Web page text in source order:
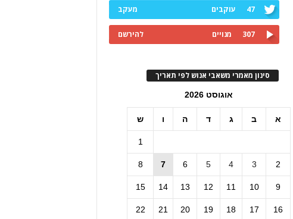
47 עוקבים מעקב
307 מנויים להירשם
סינון מאמרי משאבי אנוש לפי תאריך
אוגוסט 2026
א ב ג ד ה ו ש
1
2
3
4
5
6
7
8
9
10
11
12
13
14
15
16
17
18
19
20
21
22